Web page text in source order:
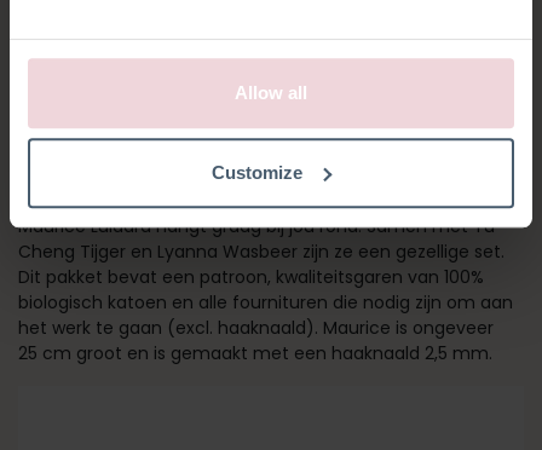
Allow all
Customize
MAURICE LUIAARD
Hij is net wakker van zijn dutje en klaar om te knuffelen.
Maurice Luiaard hangt graag bij jou rond. Samen met Yu-
Cheng Tijger en Lyanna Wasbeer zijn ze een gezellige set.
Dit pakket bevat een patroon, kwaliteitsgaren van 100%
biologisch katoen en alle fournituren die nodig zijn om aan
het werk te gaan (excl. haaknaald). Maurice is ongeveer
25 cm groot en is gemaakt met een haaknaald 2,5 mm.